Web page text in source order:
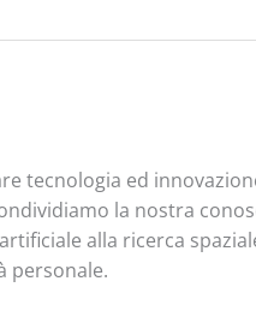
tecnologia ed
la nostra
alla ricerca
personale.